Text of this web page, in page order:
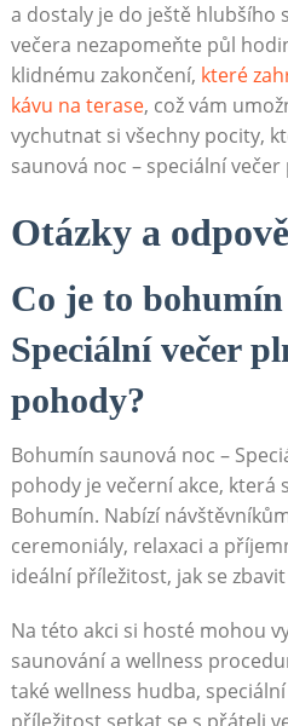
a dostaly​ je do ještě hlubšího
večera ⁢nezapomeňte půl
klidnému zakončení, které
kávu na terase,‌ což vám
vychutnat si všechny pocity,
saunová​ noc – speciální
Otázky a
Co je to⁤
Speciální večer
pohody?
Bohumín⁢ saunová ⁢noc –
pohody je večerní akce, ​která
Bohumín. Nabízí
ceremoniály, relaxaci a
ideální příležitost, jak se​
Na této akci si hosté mohou
⁤saunování a wellness
také​ wellness hudba,